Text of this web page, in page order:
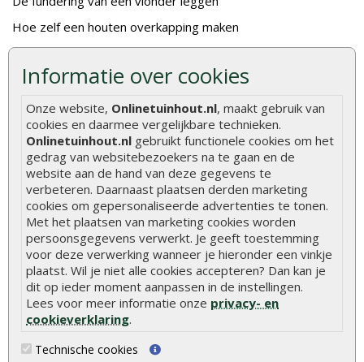
Informatie over cookies
Onze website, Onlinetuinhout.nl, maakt gebruik van
cookies en daarmee vergelijkbare technieken.
Onlinetuinhout.nl gebruikt functionele cookies om het
gedrag van websitebezoekers na te gaan en de
website aan de hand van deze gegevens te
verbeteren. Daarnaast plaatsen derden marketing
cookies om gepersonaliseerde advertenties te tonen.
Met het plaatsen van marketing cookies worden
persoonsgegevens verwerkt. Je geeft toestemming
voor deze verwerking wanneer je hieronder een vinkje
plaatst. Wil je niet alle cookies accepteren? Dan kan je
dit op ieder moment aanpassen in de instellingen.
Lees voor meer informatie onze privacy- en
cookieverklaring.
Technische cookies
Hoe zelf een houten overkapping maken
Hoe zelf een vlonder leggen
Hoe betonpaal plaatsen
Hoe schutting plaatsen
De 9 beste tuinschermen van Onlinetuinhout.nl
Stijlvolle houtsoorten voor in de tuin
Duurzame tuin
Welke palen voor een schapenhek
Alle populaire categorieën
Tuinhout
Schutting
Tuindeuren
Tuinschermen